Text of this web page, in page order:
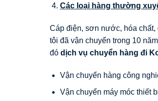
Các loại hàng thường
Cáp điện, sơn nước, hóa chất,
tôi đã vận chuyển trong 10
đó dịch vụ chuyển hàng đi
Vận chuyển hàng công
Vận chuyển máy móc thiết